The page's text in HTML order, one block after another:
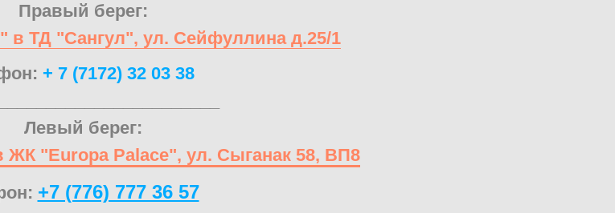
Правый берег:
в ТД "Сангул", ул. Сейфуллина д.25/1
+ 7 (7172) 32 03 38
Левый берег:
ЖК "Europa Palace", ул. Сыганак 58, ВП8
+7 (776) 777 36 57